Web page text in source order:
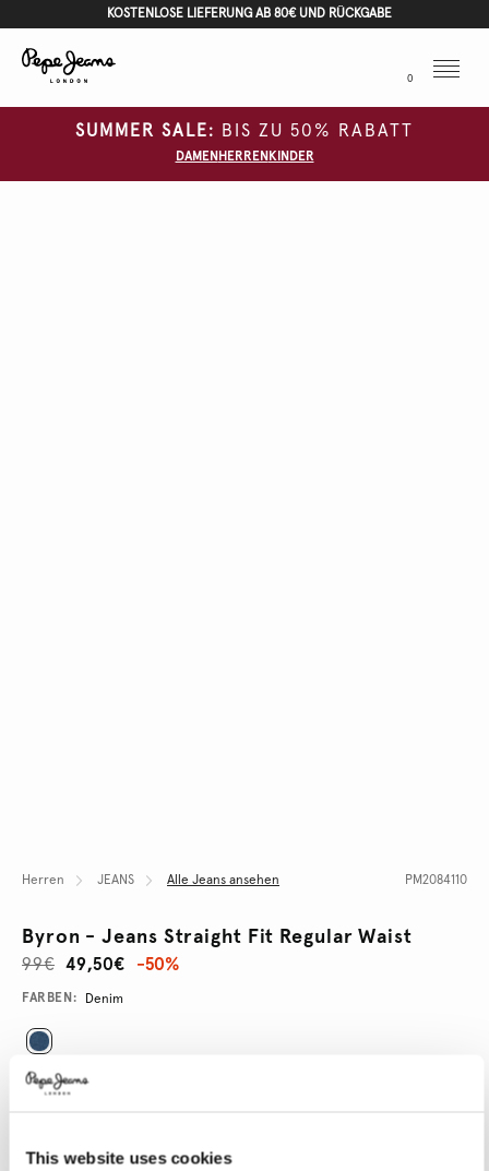
This website uses cookies
KOSTENLOSE LIEFERUNG AB 80€ UND RÜCKGABE
0
Menu
SUMMER SALE: BIS ZU 50% RABATT
DAMEN HERREN KINDER
Herren JEANS Alle Jeans ansehen PM2084110
Byron - Jeans Straight Fit Regular Waist
49,50€
99€ -50%
Promotions
Variations
FARBEN: Denim
GRÖßE AUSWÄHLEN: